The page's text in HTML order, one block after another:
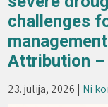
challenges
Attribution
23. julija, 2026 | Ni